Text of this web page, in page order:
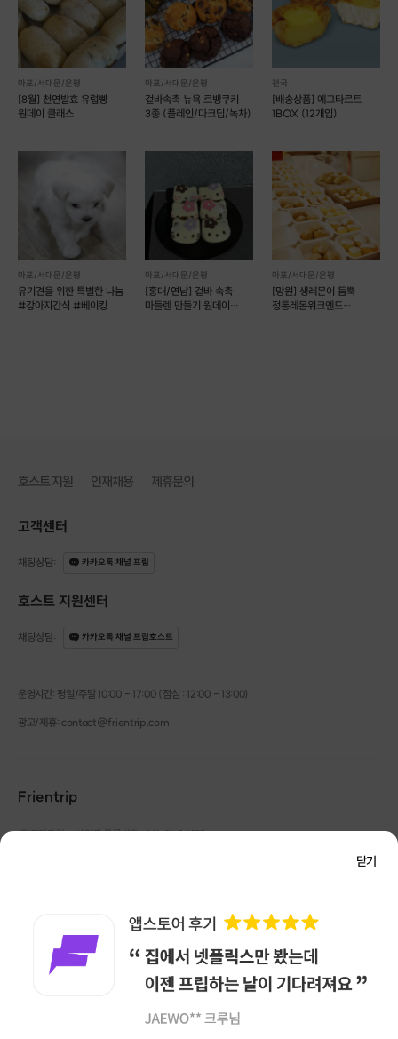
닫기
2026년은 붉은 말의 해 라죠?^^
소중한분께 선물할 수 있도록 붉은 보자기도
손수 골랐어요!
마포/서대문/은평
[8월] 천연발효 유럽빵
원데이 클래스
마포/서대문/은평
겉바속촉 뉴욕 르뱅쿠키
3종 (플레인/다크딥/녹차)
전국
[배송상품] 에그타르트
1BOX (12개입)
마포/서대문/은평
유기견을 위한 특별한 나눔
#강아지간식 #베이킹
마포/서대문/은평
[홍대/연남] 겉바 속촉
마들렌 만들기 원데이
마포/서대문/은평
[망원] 생레몬이 듬뿍
정통레몬위크엔드
호스트 지원 인재채용 제휴문의
고객센터
채팅상담: 카카오톡 채널 프립
호스트 지원센터
채팅상담: 카카오톡 채널 프립호스트
운영시간: 평일/주말 10:00 - 17:00 (점심 : 12:00 - 13:00)
광고/제휴: contact@frientrip.com
Frientrip
㈜프렌트립 | 사업자 등록번호 : 261-81-04385
대해 ㈜프렌트립은 일체의 책임을 지지 않습니다.
NICEPAY 안전거래 서비스 : 고객님의 안전거래를 위해 현금 결제 시, 저희 사이트에서 가입한
구매안전 서비스를 이용할 수 있습니다.가입 확인
이용약관
앱 다운로드